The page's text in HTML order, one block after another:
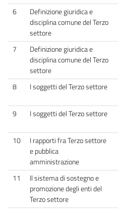
6
Definizione giuridica e
disciplina comune del Terzo
settore
7
Definizione giuridica e
disciplina comune del Terzo
settore
8 I soggetti del Terzo settore
9
I soggetti del Terzo settore
10
I rapporti fra Terzo settore
e pubblica
amministrazione
11
Il sistema di sostegno e
promozione degli enti del
Terzo settore